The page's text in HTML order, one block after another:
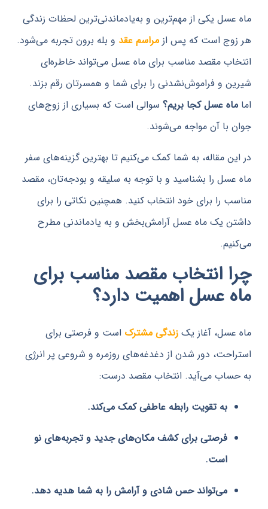
یکی از مهم‌ترین و به‌یادماندنی‌ترین لحظات زندگی
است که پس ازمراسم عقدو بله برون تجربه می‌شود.
مقصد مناسب برای ماه عسل می‌تواند خاطره‌ای
و فراموش‌نشدنی را برای شما و همسرتان رقم بزند.
عسل کجا بریم؟سوالی است که بسیاری از زوج‌های
آن مواجه می‌شوند.
مقاله، به شما کمک می‌کنیم تا بهترین گزینه‌های سفر
را بشناسید و با توجه به سلیقه و بودجه‌تان، مقصد
را برای خود انتخاب کنید. همچنین نکاتی را برای
یک ماه عسل آرامش‌بخش و به یادماندنی مطرح
انتخاب مقصد مناسب برای
عسل اهمیت دارد؟
آغاز یک زندگی مشترکاست و فرصتی برای
دور شدن از دغدغه‌های روزمره و شروعی پر انرژی
می‌آید. انتخاب مقصد درست:
به تقویت رابطه عاطفی کمک می‌کند.
فرصتی برای کشف مکان‌های جدید و تجربه‌های نو
می‌تواند حس شادی و آرامش را به شما هدیه دهد.